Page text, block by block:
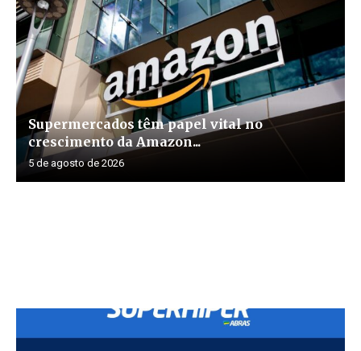
Supermercados têm papel vital no
crescimento da Amazon...
5 de agosto de 2026